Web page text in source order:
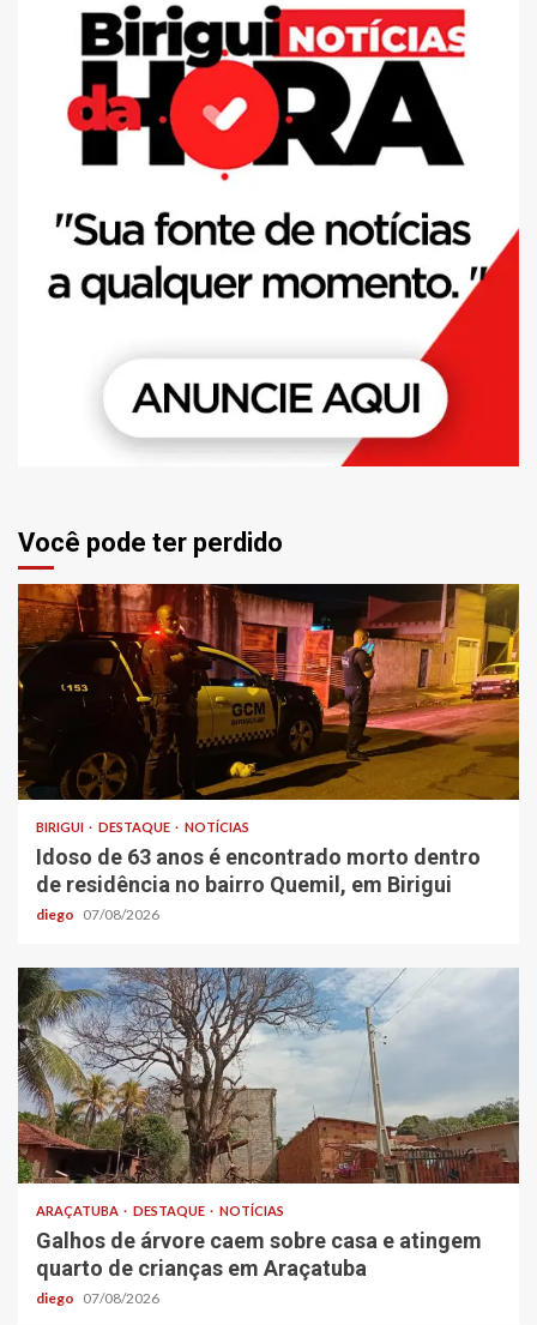
Você pode ter perdido
BIRIGUI DESTAQUE NOTÍCIAS
Idoso de 63 anos é encontrado morto dentro
de residência no bairro Quemil, em Birigui
diego 07/08/2026
ARAÇATUBA DESTAQUE NOTÍCIAS
Galhos de árvore caem sobre casa e atingem
quarto de crianças em Araçatuba
diego 07/08/2026